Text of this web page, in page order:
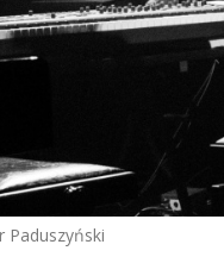
Paduszyński